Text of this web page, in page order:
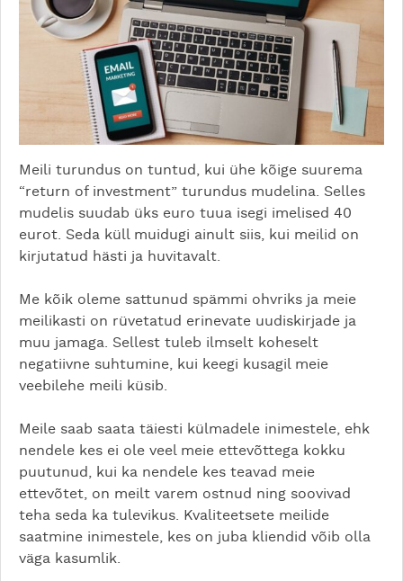
Meili turundus on tuntud, kui ühe kõige suurema
“return of investment” turundus mudelina. Selles
mudelis suudab üks euro tuua isegi imelised 40
eurot. Seda küll muidugi ainult siis, kui meilid on
kirjutatud hästi ja huvitavalt.
Me kõik oleme sattunud spämmi ohvriks ja meie
meilikasti on rüvetatud erinevate uudiskirjade ja
muu jamaga. Sellest tuleb ilmselt koheselt
negatiivne suhtumine, kui keegi kusagil meie
veebilehe meili küsib.
Meile saab saata täiesti külmadele inimestele, ehk
nendele kes ei ole veel meie ettevõttega kokku
puutunud, kui ka nendele kes teavad meie
ettevõtet, on meilt varem ostnud ning soovivad
teha seda ka tulevikus. Kvaliteetsete meilide
saatmine inimestele, kes on juba kliendid võib olla
väga kasumlik.